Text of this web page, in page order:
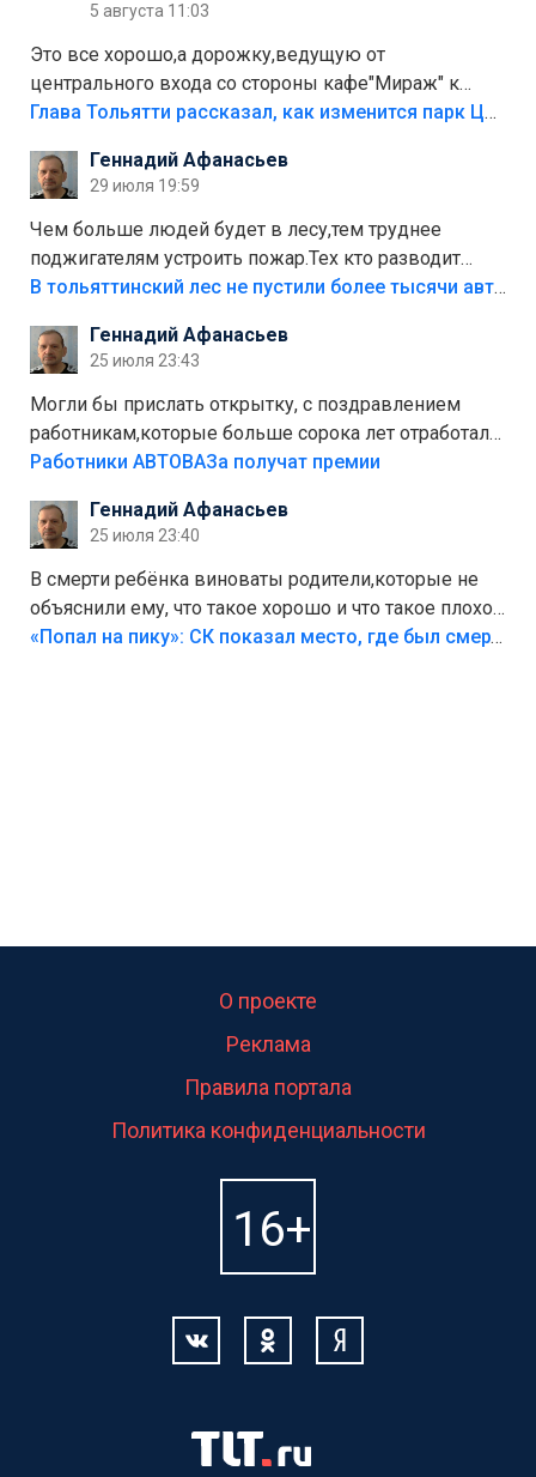
5 августа 11:03
Это все хорошо,а дорожку,ведущую от
центрального входа со стороны кафе"Мираж" к
аттракционам слабо доделать?А то бордюры
лежала в парке и испортилась.Да еще,видимо,часть
украли.
Глава Тольятти рассказал, как изменится парк Центрального района
Геннадий Афанасьев
29 июля 19:59
Чем больше людей будет в лесу,тем труднее
поджигателям устроить пожар.Тех кто разводит
костры,тех надо безбожно штрафовать.Камер полно
Штрафы мизерные.
В тольяттинский лес не пустили более тысячи автомобилей
Геннадий Афанасьев
25 июля 23:43
Могли бы прислать открытку, с поздравлением
работникам,которые больше сорока лет отработали
на предприятии.
Работники АВТОВАЗа получат премии
Геннадий Афанасьев
25 июля 23:40
В смерти ребёнка виноваты родители,которые не
объяснили ему, что такое хорошо и что такое плохо!
Лезть через такой забор,верх безумия,есть же
«Попал на пику»: СК показал место, где был смертельно травмирован ребенок в Тольятти
О проекте
Реклама
Правила портала
Политика конфиденциальности